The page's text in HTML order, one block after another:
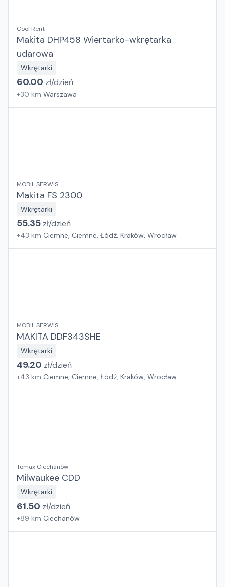
Cool Rent
Makita DHP458 Wiertarko-wkrętarka
udarowa
Wkrętarki
60.00 zł/dzień
+30 km Warszawa
MOBIL SERWIS
Makita FS 2300
Wkrętarki
55.35 zł/dzień
+43 km Ciemne, Ciemne, Łódź, Kraków, Wrocław
MOBIL SERWIS
MAKITA DDF343SHE
Wkrętarki
49.20 zł/dzień
+43 km Ciemne, Ciemne, Łódź, Kraków, Wrocław
Tomax Ciechanów
Milwaukee CDD
Wkrętarki
61.50 zł/dzień
+89 km Ciechanów